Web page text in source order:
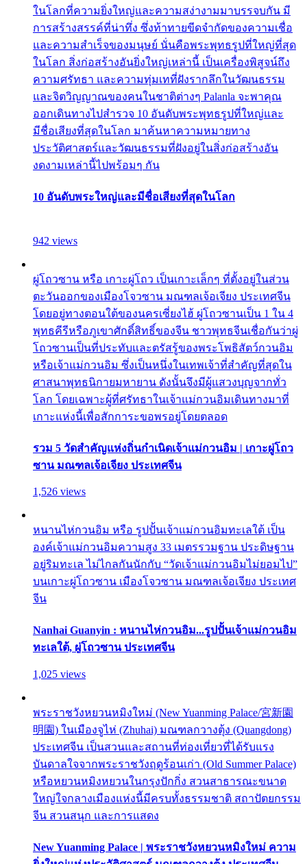
ในโลกที่ความยิ่งใหญ่และความสง่างามมาบรรจบกัน มี
การสร้างสรรค์ที่น่าทึ่ง ซึ่งท้าทายขีดจำกัดของความเชื่อ
และความสำเร็จของมนุษย์ นั่นคือพระพุทธรูปที่ใหญ่ที่สุด
ในโลก สิ่งก่อสร้างอันยิ่งใหญ่เหล่านี้ เป็นเครื่องพิสูจน์ถึง
ความศรัทธา และความทุ่มเทที่ฝังรากลึกในวัฒนธรรม
และจิตวิญญาณของคนในชาติต่างๆ Palanla จะพาคุณ
ออกเดินทางไปสำรวจ 10 อันดับพระพุทธรูปที่ใหญ่และ
มีชื่อเสียงที่สุดในโลก มาค้นหาความหมายทาง
ประวัติศาสตร์และวัฒนธรรมที่ฝังอยู่ในสิ่งก่อสร้างอัน
งดงามเหล่านี้ไปพร้อมๆ กัน
10 อันดับพระใหญ่และมีชื่อเสียงที่สุดในโลก
942 views
ผู่โถวซาน หรือ เกาะผู่โถว เป็นเกาะเล็กๆ ที่ตั้งอยู่ในส่วน
ตะวันออกของเมืองโจวซาน มณฑลเจ้อเจียง ประเทศจีน
โดยอยู่ทางตอนใต้ของนครเซี่ยงไฮ้ ผู่โถวซานเป็น 1 ใน 4
พุทธคีรีหรือภูเขาศักดิ์สิทธิ์ของจีน ชาวพุทธจีนเชื่อกันว่าผู่
โถวซานเป็นที่ประทับและตรัสรู้ของพระโพธิสัตว์กวนอิม
หรือเจ้าแม่กวนอิม ซึ่งเป็นหนึ่งในเทพเจ้าที่สำคัญที่สุดใน
ศาสนาพุทธนิกายมหายาน ดังนั้นจึงมีผู้แสวงบุญจากทั่ว
โลก โดยเฉพาะผู้ที่ศรัทธาในเจ้าแม่กวนอิมเดินทางมาที่
เกาะแห่งนี้เพื่อสักการะขอพรอยู่โดยตลอด
รวม 5 วัดสำคัญแห่งถิ่นกำเนิดเจ้าแม่กวนอิม | เกาะผู่โถว
ซาน มณฑลเจ้อเจียง ประเทศจีน
1,526 views
หนานไห่กวนอิม หรือ รูปปั้นเจ้าแม่กวนอิมทะเลใต้ เป็น
องค์เจ้าแม่กวนอิมความสูง 33 เมตรรวมฐาน ประดิษฐาน
อยู่ริมทะเล ไม่ไกลกันนักกับ “วัดเจ้าแม่กวนอิมไม่ยอมไป”
บนเกาะผู่โถวซาน เมืองโจวซาน มณฑลเจ้อเจียง ประเทศ
จีน
Nanhai Guanyin : หนานไห่กวนอิม...รูปปั้นเจ้าแม่กวนอิม
ทะเลใต้, ผู่โถวซาน ประเทศจีน
1,025 views
พระราชวังหยวนหมิงใหม่ (New Yuanming Palace/宮新園
明園) ในเมืองจูไห่ (Zhuhai) มณฑลกวางตุ้ง (Quangdong)
ประเทศจีน เป็นสวนและสถานที่ท่องเที่ยวที่ได้รับแรง
บันดาลใจจากพระราชวังฤดูร้อนเก่า (Old Summer Palace)
หรือหยวนหมิงหยวนในกรุงปักกิ่ง สวนสาธารณะขนาด
ใหญ่ใจกลางเมืองแห่งนี้มีครบทั้งธรรมชาติ สถาปัตยกรรม
จีน สวนสนุก และการแสดง
New Yuanming Palace | พระราชวังหยวนหมิงใหม่ ความ